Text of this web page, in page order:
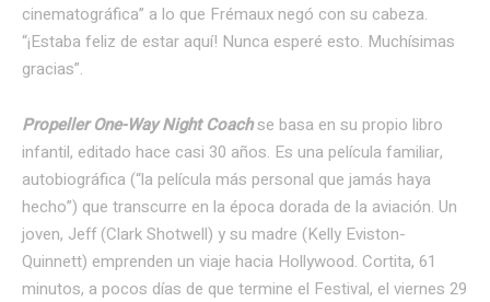
cinematográfica” a lo que Frémaux negó con su cabeza.
“¡Estaba feliz de estar aquí! Nunca esperé esto. Muchísimas
gracias”.
Propeller One-Way Night Coachse basa en su propio libro
infantil, editado hace casi 30 años. Es una película familiar,
autobiográfica (“la película más personal que jamás haya
hecho”) que transcurre en la época dorada de la aviación. Un
joven, Jeff (Clark Shotwell) y su madre (Kelly Eviston-
Quinnett) emprenden un viaje hacia Hollywood. Cortita, 61
minutos, a pocos días de que termine el Festival, el viernes 29